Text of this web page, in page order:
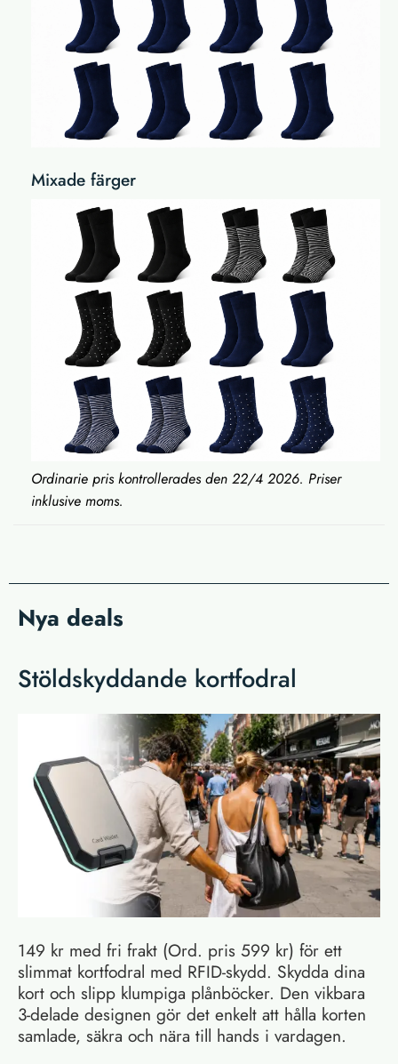
Mixade färger
Ordinarie pris kontrollerades den 22/4 2026. Priser
inklusive moms.
Nya deals
Stöldskyddande kortfodral
149 kr med fri frakt (Ord. pris 599 kr) för ett
slimmat kortfodral med RFID-skydd. Skydda dina
kort och slipp klumpiga plånböcker. Den vikbara
3-delade designen gör det enkelt att hålla korten
samlade, säkra och nära till hands i vardagen.